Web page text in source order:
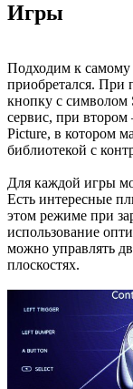
Игры
Подходим к самому
приобретался. При
кнопку с символом
сервис, при
Picture, в котором
библиотекой с
Для каждой игры
Есть интересные
этом режиме при
использование
можно управлять
плоскостях.